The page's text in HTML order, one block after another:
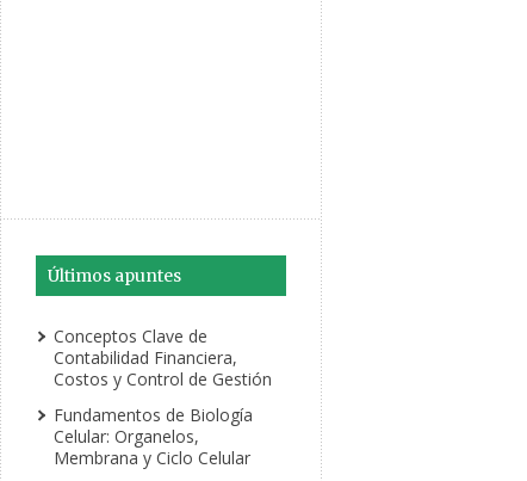
Últimos apuntes
Conceptos Clave de
Contabilidad Financiera,
Costos y Control de Gestión
Fundamentos de Biología
Celular: Organelos,
Membrana y Ciclo Celular